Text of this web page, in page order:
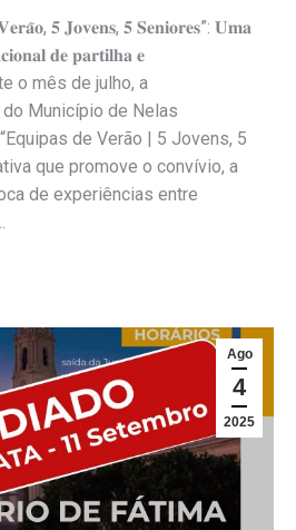
𝟓 𝐉𝐨𝐯𝐞𝐧𝐬, 𝟓 𝐒𝐞𝐧𝐢𝐨𝐫𝐞𝐬”: 𝐔𝐦𝐚
𝐝𝐞 𝐩𝐚𝐫𝐭𝐢𝐥𝐡𝐚 𝐞
o mês de julho, a
Município de Nelas
de Verão | 5 Jovens, 5
que promove o convívio, a
de experiências entre
Ago
4
2025